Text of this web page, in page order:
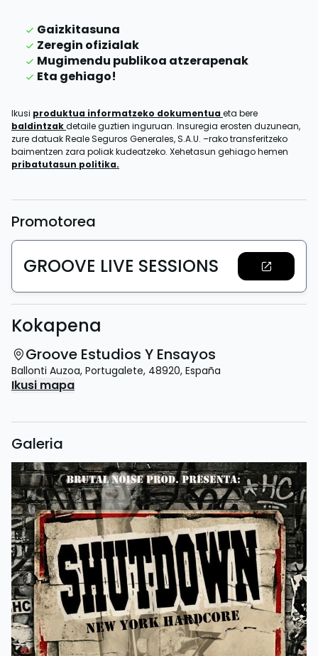
Gaizkitasuna
Zeregin ofizialak
Mugimendu publikoa atzerapenak
Eta gehiago!
Ikusi produktua informatzeko dokumentua eta bere
baldintzakdetaile guztien inguruan. Insuregia erosten duzunean,
zure datuak Reale Seguros Generales, S.A.U. –rako transferitzeko
baimentzen zara poliak kudeatzeko. Xehetasun gehiago hemen
pribatutasun politika.
Promotorea
GROOVE LIVE SESSIONS
Kokapena
Groove Estudios Y Ensayos
Ballonti Auzoa, Portugalete, 48920, España
Ikusi mapa
Galeria